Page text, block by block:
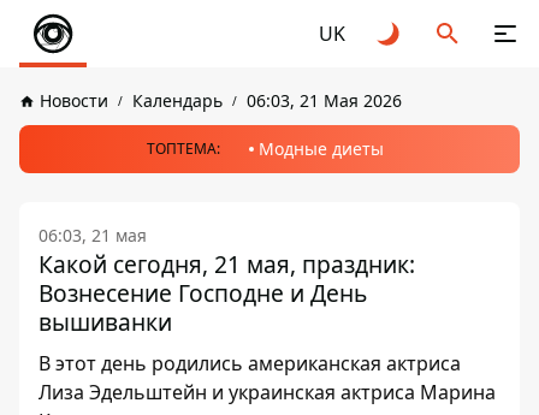
UK
Новости Календарь 06:03, 21 Мая 2026
ТОПТЕМА: Модные диеты
06:03, 21 мая
Какой сегодня, 21 мая, праздник:
Вознесение Господне и День
вышиванки
В этот день родились американская актриса
Лиза Эдельштейн и украинская актриса Марина